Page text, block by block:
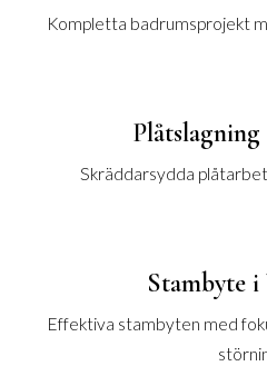
Kompletta badrumsprojekt
Plåtslagning
Skräddarsydda
Stambyte i
Effektiva stambyten med